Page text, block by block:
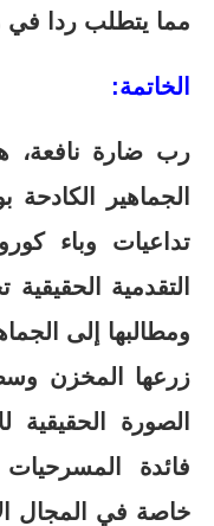
مما يتطلب ردا في
الخاتمة:
رب ضارة نافعة،
الجماهير
تداعيات وباء
التقدمية
ومطالبها إلى
زرعها المخزن
الصورة الحقيقية
فائدة
خاصة في المجال